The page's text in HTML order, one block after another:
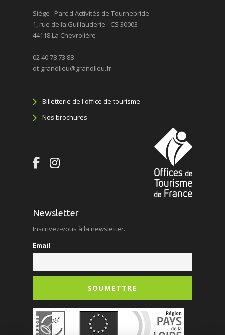
Siège : Parc d'Activités de Tournebride
1, rue de la Guillauderie - CS 30003
44118 La Chevrolière
02 40 78 73 88
ot-grandlieu@grandlieu.fr
Billetterie de l'office de tourisme
Nos brochures
Newsletter
Inscrivez-vous à la newsletter.
Email